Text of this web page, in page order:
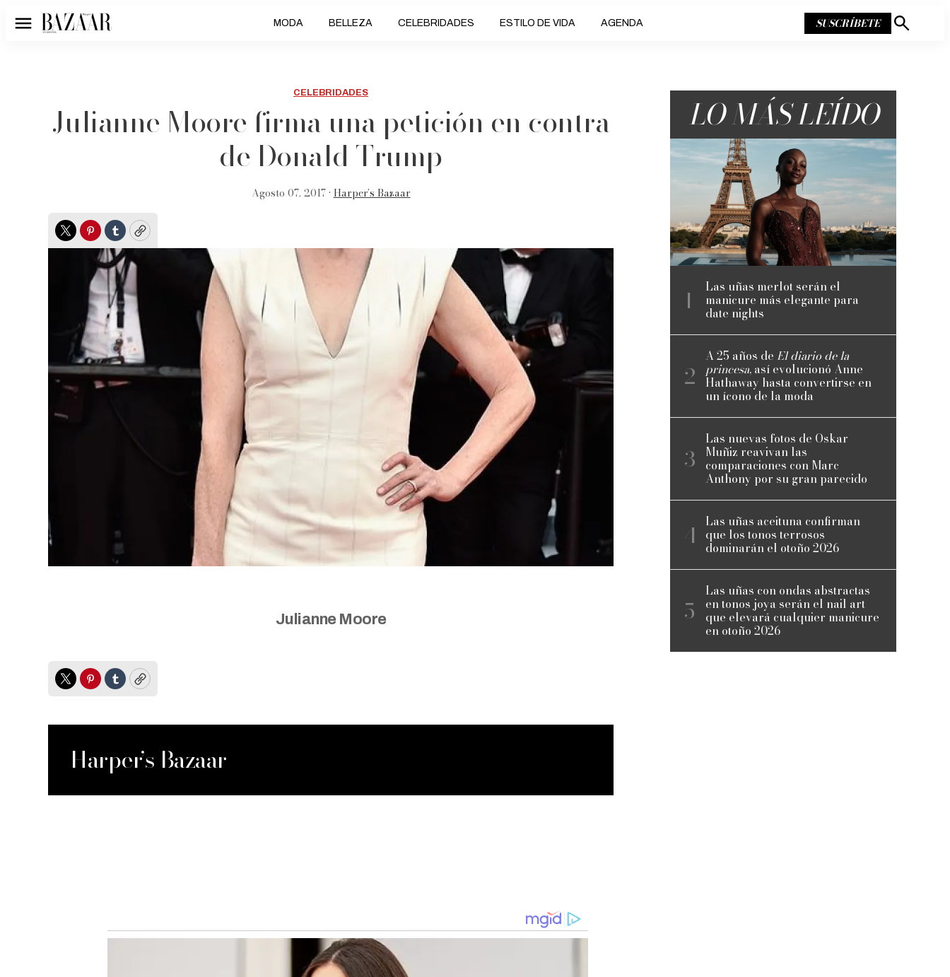
Menú MODA BELLEZA CELEBRIDADES ESTILO DE VIDA AGENDA SUSCRÍBETE
Mostrar
CELEBRIDADES
Julianne Moore firma una petición en contra
de Donald Trump
Agosto 07, 2017 • Harper’s Bazaar
TwitterPinterest
TumblrCopy
Julianne Moore
TwitterPinterest
TumblrCopy
Harper’s Bazaar
LO MÁS LEÍDO
Las uñas merlot serán el
manicure más elegante para
date nights
A 25 años de El diario de la
princesa, así evolucionó Anne
Hathaway hasta convertirse en
un ícono de la moda
Las nuevas fotos de Oskar
Muñiz reavivan las
comparaciones con Marc
Anthony por su gran parecido
Las uñas aceituna confirman
que los tonos terrosos
dominarán el otoño 2026
Las uñas con ondas abstractas
en tonos joya serán el nail art
que elevará cualquier manicure
en otoño 2026